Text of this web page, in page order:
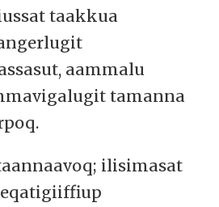
taakkua
aammalu
tamanna
ilisimasat